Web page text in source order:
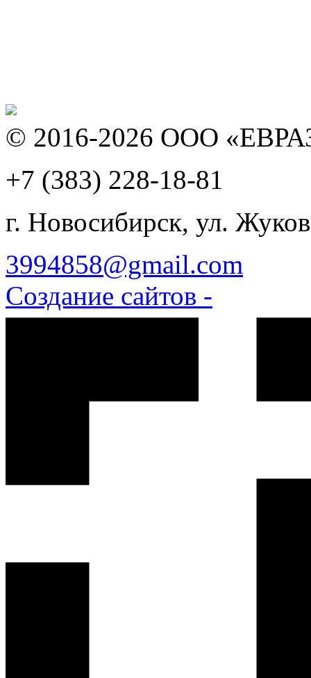
© 2016-2026 ООО
+7 (383) 228-18-81
г. Новосибирск, ул.
3994858@gmail.com
Создание сайтов -